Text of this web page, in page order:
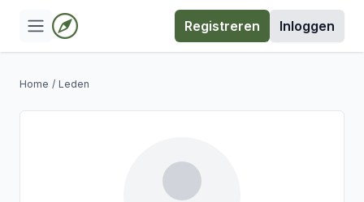
Registreren Inloggen
Home / Leden